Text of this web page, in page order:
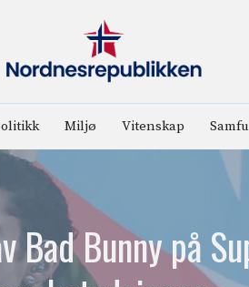
Miljø Vitenskap
Bunny på